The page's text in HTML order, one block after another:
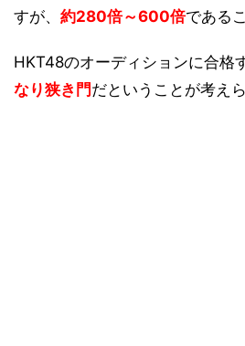
すが、 約280倍～600倍である
HKT48のオーディションに合格
なり狭き門だということが考え